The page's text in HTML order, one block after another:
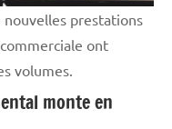
nouvelles prestations
ont
volumes.
monte en